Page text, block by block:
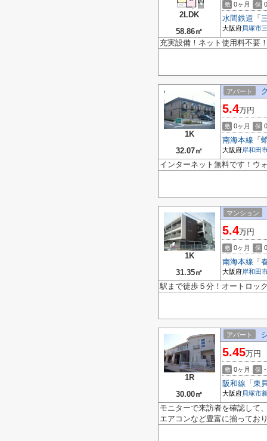
2LDK
58.86㎡
敷 0ヶ月 保
水間鉄道 「
大阪府貝塚市
充実設備！ネット使用料不要
1K
32.07㎡
アパート
5.4万円
敷 0ヶ月 保
南海本線 「
大阪府岸和田
インターネット無料です！ウ
1K
31.35㎡
マンション
5.4万円
敷 0ヶ月 保
南海本線 「
大阪府岸和田
駅まで徒歩５分！オートロッ
1R
30.00㎡
アパート
5.45万円
敷 0ヶ月 保 -
阪和線 「 東
大阪府貝塚市
モニターで来訪者を確認して
エアコンなど豊富に揃ってお